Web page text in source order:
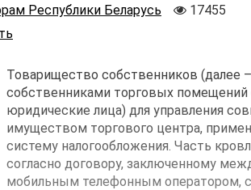
Республики Беларусь
17455
Товарищество собственников (далее
собственниками торговых помещений
юридические лица) для управления
имуществом торгового центра,
систему налогообложения. Часть
согласно договору, заключенному
мобильным телефонным оператором,